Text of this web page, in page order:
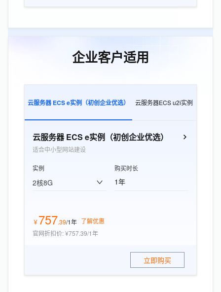
企业客户适用
云服务器 ECS e实例（初创企业优选） 云服务器ECS u2i实例
云服务器 ECS e实例（初创企业优选）
适合中小型网站建设
实例
2核8G
购买时长
1年
￥757.39/1年 了解优惠
官网折扣价:¥757.39/1年
立即购买